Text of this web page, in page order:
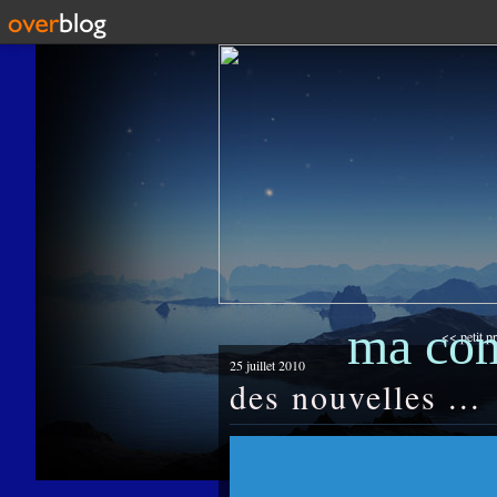
ma << petit
25 juillet 2010
des nouvelles ...